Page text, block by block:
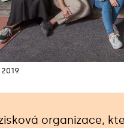
organizace,